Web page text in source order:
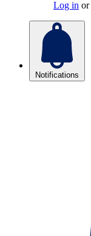
Log in or
Notifications